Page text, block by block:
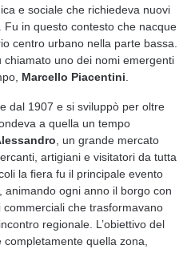
e sociale che richiedeva nuovi
in questo contesto che nacque
centro urbano nella parte bassa.
uno dei nomi emergenti
Marcello Piacentini
dal 1907 e si sviluppò per oltre
a quella un tempo
, un grande mercato
artigiani e visitatori da tutta
la fiera fu il principale evento
ogni anno il borgo con
che trasformavano
regionale. L’obiettivo del
quella zona,